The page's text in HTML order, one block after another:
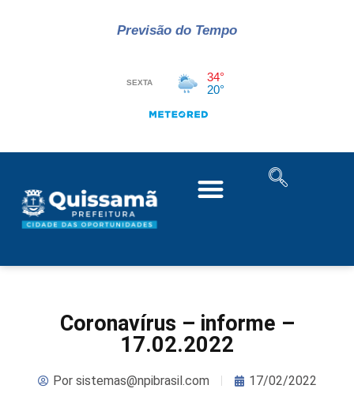
Previsão do Tempo
Coronavírus – informe –
17.02.2022
Porsistemas@npibrasil.com 17/02/2022